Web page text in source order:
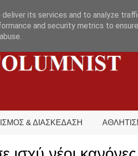
& ΔΙΑΣΚΕΔΑΣΗ
its services and to analyze
and security metrics to